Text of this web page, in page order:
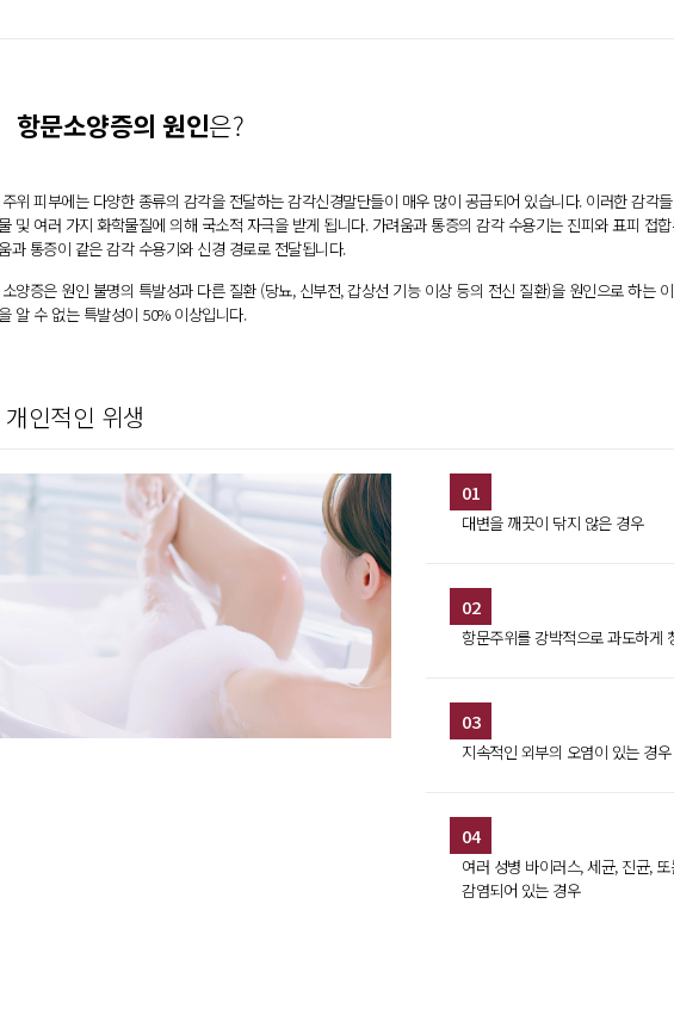
항문소양증의 원인은?
위 피부에는 다양한 종류의 감각을 전달하는 감각신경말단들이 매우 많이 공급되어 있습니다. 이러한 감각
및 여러 가지 화학물질에 의해 국소적 자극을 받게 됩니다. 가려움과 통증의 감각 수용기는 진피와 표피 접
과 통증이 같은 감각 수용기와 신경 경로로 전달됩니다.
양증은 원인 불명의 특발성과 다른 질환 (당뇨, 신부전, 갑상선 기능 이상 등의 전신 질환)을 원인으로 하는
알 수 없는 특발성이 50% 이상입니다.
개인적인 위생
01
대변을 깨끗이 닦지 않은 경우
02
항문주위를 강박적으로 과도하게
03
지속적인 외부의 오염이 있는 경우
04
여러 성병 바이러스, 세균, 진균,
감염되어 있는 경우